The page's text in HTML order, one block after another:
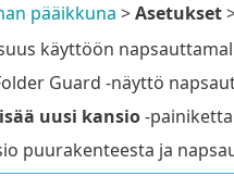
pääikkuna >Asetukset
käyttöön
Guard -näyttö
uusi kansio-
puurakenteesta ja